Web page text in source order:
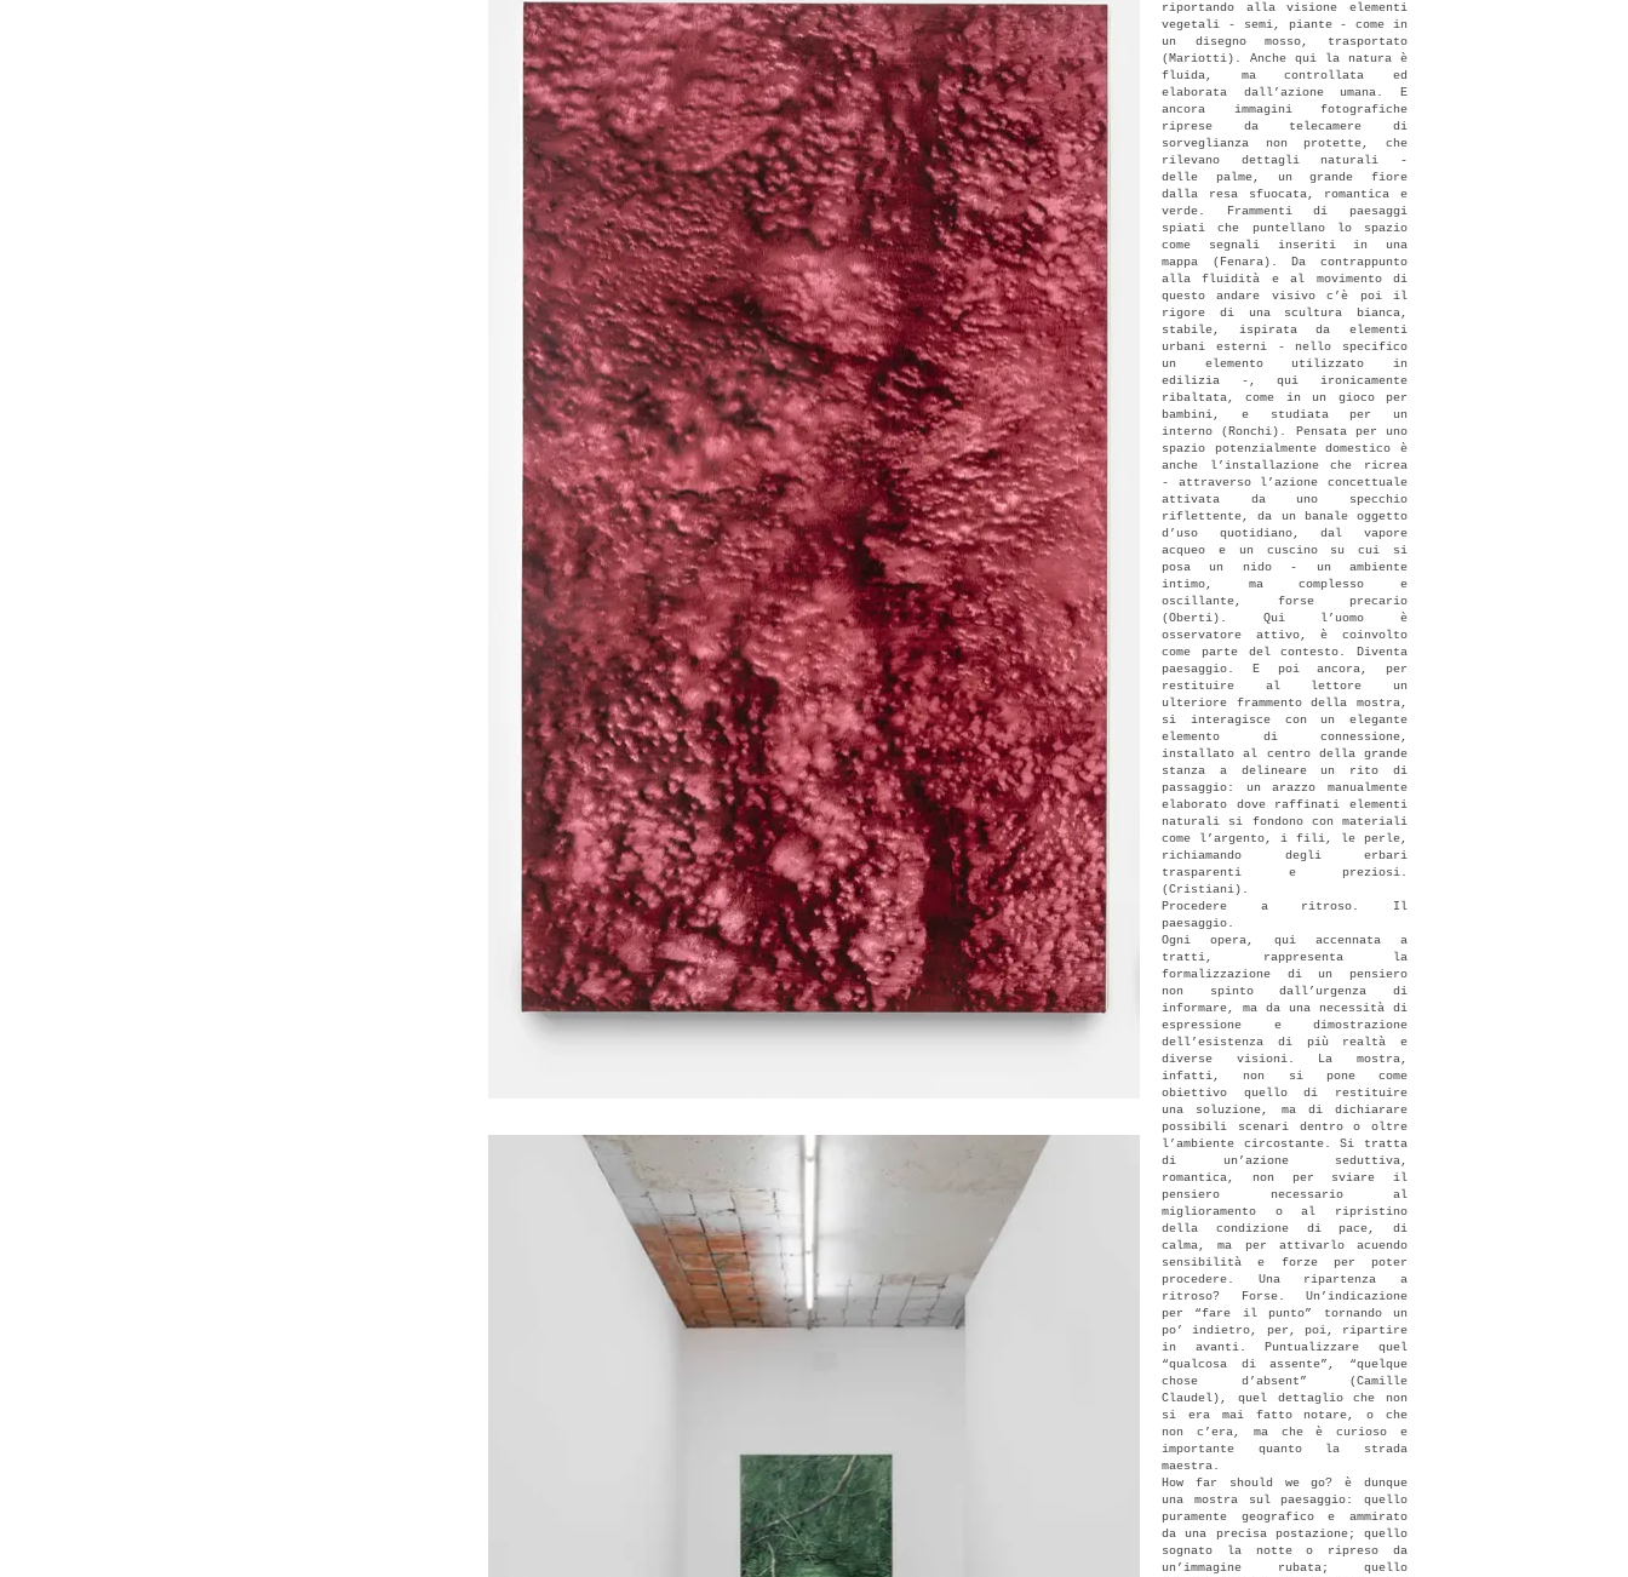
riportando alla visione elementi
vegetali - semi, piante - come in
un disegno mosso, trasportato
(Mariotti). Anche qui la natura è
fluida, ma controllata ed
elaborata dall’azione umana. E
ancora immagini fotografiche
riprese da telecamere di
sorveglianza non protette, che
rilevano dettagli naturali -
delle palme, un grande fiore
dalla resa sfuocata, romantica e
verde. Frammenti di paesaggi
spiati che puntellano lo spazio
come segnali inseriti in una
mappa (Fenara). Da contrappunto
alla fluidità e al movimento di
questo andare visivo c’è poi il
rigore di una scultura bianca,
stabile, ispirata da elementi
urbani esterni - nello specifico
un elemento utilizzato in
edilizia -, qui ironicamente
ribaltata, come in un gioco per
bambini, e studiata per un
interno (Ronchi). Pensata per uno
spazio potenzialmente domestico è
anche l’installazione che ricrea
- attraverso l’azione concettuale
attivata da uno specchio
riflettente, da un banale oggetto
d’uso quotidiano, dal vapore
acqueo e un cuscino su cui si
posa un nido - un ambiente
intimo, ma complesso e
oscillante, forse precario
(Oberti). Qui l’uomo è
osservatore attivo, è coinvolto
come parte del contesto. Diventa
paesaggio. E poi ancora, per
restituire al lettore un
ulteriore frammento della mostra,
si interagisce con un elegante
elemento di connessione,
installato al centro della grande
stanza a delineare un rito di
passaggio: un arazzo manualmente
elaborato dove raffinati elementi
naturali si fondono con materiali
come l’argento, i fili, le perle,
richiamando degli erbari
trasparenti e preziosi.
(Cristiani).
Procedere a ritroso. Il
paesaggio.
Ogni opera, qui accennata a
tratti, rappresenta la
formalizzazione di un pensiero
non spinto dall’urgenza di
informare, ma da una necessità di
espressione e dimostrazione
dell’esistenza di più realtà e
diverse visioni. La mostra,
infatti, non si pone come
obiettivo quello di restituire
una soluzione, ma di dichiarare
possibili scenari dentro o oltre
l’ambiente circostante. Si tratta
di un’azione seduttiva,
romantica, non per sviare il
pensiero necessario al
miglioramento o al ripristino
della condizione di pace, di
calma, ma per attivarlo acuendo
sensibilità e forze per poter
procedere. Una ripartenza a
ritroso? Forse. Un’indicazione
per “fare il punto” tornando un
po’ indietro, per, poi, ripartire
in avanti. Puntualizzare quel
“qualcosa di assente”, “quelque
chose d’absent” (Camille
Claudel), quel dettaglio che non
si era mai fatto notare, o che
non c’era, ma che è curioso e
importante quanto la strada
maestra.
How far should we go? è dunque
una mostra sul paesaggio: quello
puramente geografico e ammirato
da una precisa postazione; quello
sognato la notte o ripreso da
un’immagine rubata; quello